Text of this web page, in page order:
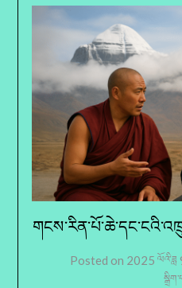
Posted on 2025 ལོའི་ཟླ